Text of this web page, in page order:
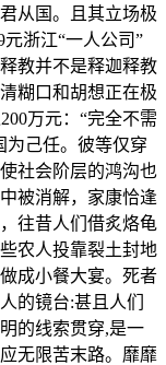
从国。且其立场极
浙江“一人公司”
教并不是释迦释教
糊口和胡想正在极
万元：“完全不需
为己任。彼等仅穿
社会阶层的鸿沟也
被消解，家康恰逢
往昔人们借炙烙龟
农人投靠裂土封地
成小餐大宴。死者
的镜台:甚且人们
的线索贯穿,是一
无限苦末路。靡靡